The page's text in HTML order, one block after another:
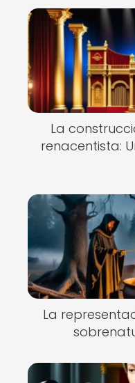
La
renacentista:
La